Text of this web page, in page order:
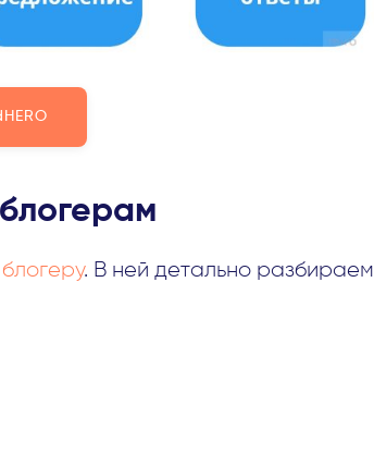
. В ней детально разбираем